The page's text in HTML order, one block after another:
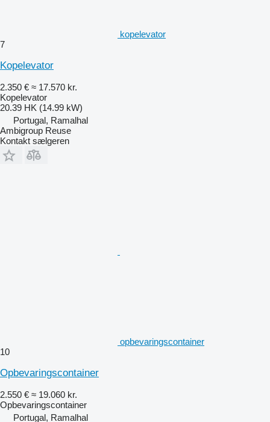
kopelevator
7
Kopelevator
2.350 € ≈ 17.570 kr.
Kopelevator
20.39 HK (14.99 kW)
Portugal, Ramalhal
Ambigroup Reuse
Kontakt sælgeren
opbevaringscontainer
10
Opbevaringscontainer
2.550 € ≈ 19.060 kr.
Opbevaringscontainer
Portugal, Ramalhal